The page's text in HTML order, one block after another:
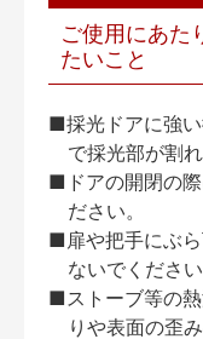
ご使用にあた
たいこと
■採光ドアに強
で採光部が割
■ドアの開閉の際
ださい。
■扉や把手にぶ
ないでください
■ストーブ等の
りや表面の歪